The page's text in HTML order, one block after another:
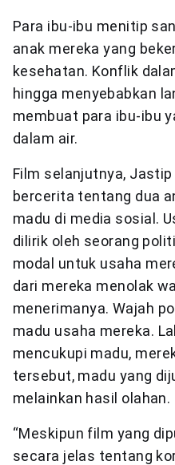
Para ibu-ibu menitip
anak mereka yang
kesehatan. Konflik
hingga menyebabkan
membuat para ibu-ibu
dalam air.
Film selanjutnya,
bercerita tentang dua
madu di media sosial.
dilirik oleh seorang
modal untuk usaha
dari mereka menolak
menerimanya. Wajah
madu usaha mereka.
mencukupi madu,
tersebut, madu yang
melainkan hasil olahan.
“Meskipun film yang
secara jelas tentang